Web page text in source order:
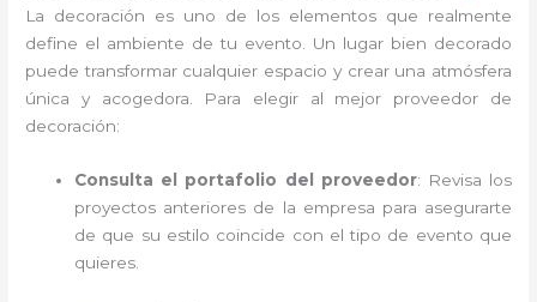
La decoración es uno de los elementos que realmente
define el ambiente de tu evento. Un lugar bien decorado
puede transformar cualquier espacio y crear una atmósfera
única y acogedora. Para elegir al mejor proveedor de
decoración:
Consulta el portafolio del proveedor: Revisa los
proyectos anteriores de la empresa para asegurarte
de que su estilo coincide con el tipo de evento que
quieres.